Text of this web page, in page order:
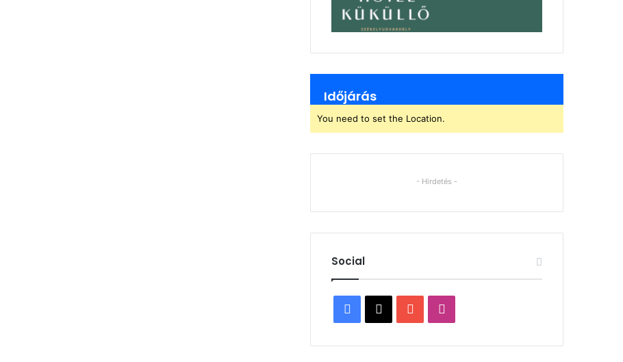
Időjárás
You need to set the Location.
- Hirdetés -
Social
Facebook
X YouTube